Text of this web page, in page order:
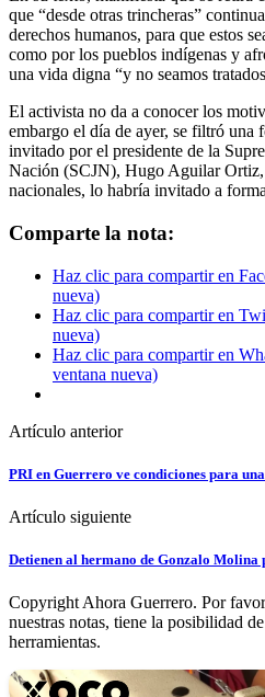
que “desde otras trincheras”
derechos humanos, para que estos
como por los pueblos indígenas y
una vida digna “y no seamos
El activista no da a conocer los
embargo el día de ayer, se filtró una
invitado por el presidente de la
Nación (SCJN), Hugo Aguilar Ortiz,
nacionales, lo habría invitado a
Comparte la nota:
Haz clic para compartir en
nueva)
Haz clic para compartir en
nueva)
Haz clic para compartir en
ventana nueva)
Artículo anterior
PRI en Guerrero ve condiciones para
Artículo siguiente
Detienen al hermano de Gonzalo
Copyright Ahora Guerrero. Por
nuestras notas, tiene la posibilidad
herramientas.